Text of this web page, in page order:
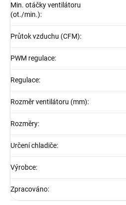
Min. otáčky ventilátoru
(ot./min.):
Průtok vzduchu (CFM):
PWM regulace:
Regulace:
Rozměr ventilátoru (mm):
Rozměry:
Určení chladiče:
Výrobce:
Zpracováno: